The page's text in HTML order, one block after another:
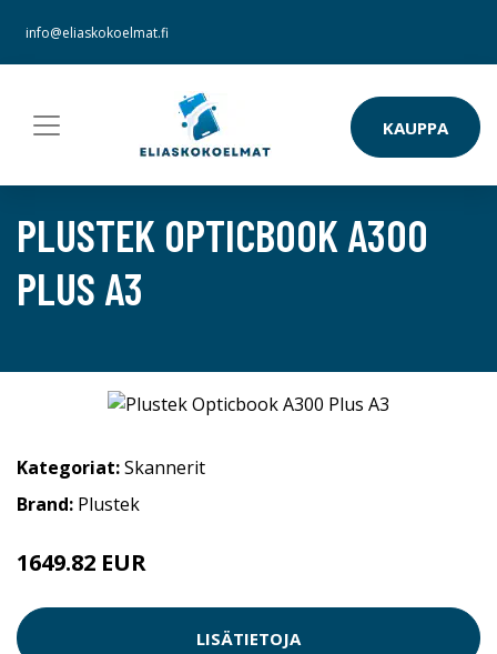
info@eliaskokoelmat.fi
KAUPPA
PLUSTEK OPTICBOOK A300
PLUS A3
Kategoriat:Skannerit
Brand: Plustek
1649.82 EUR
LISÄTIETOJA